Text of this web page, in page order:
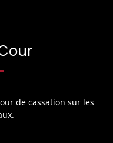
de cassation sur les